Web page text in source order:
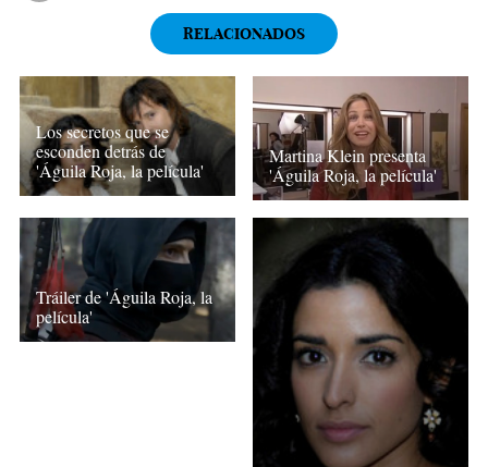
RELACIONADOS
Los secretos que se
esconden detrás de
'Águila Roja, la película'
Martina Klein presenta
'Águila Roja, la película'
Tráiler de 'Águila Roja, la
película'